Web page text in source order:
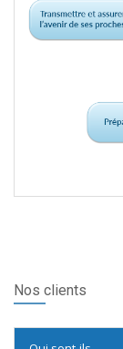
Nos clients